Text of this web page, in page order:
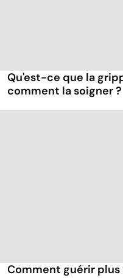
Qu'est-ce que la
comment la soigner ?
Comment guérir